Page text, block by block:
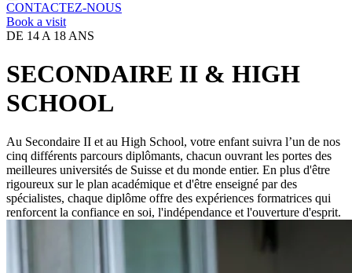
CONTACTEZ-NOUS
Book a visit
DE 14 A 18 ANS
SECONDAIRE II & HIGH
SCHOOL
Au Secondaire II et au High School, votre enfant suivra l’un de nos
cinq différents parcours diplômants, chacun ouvrant les portes des
meilleures universités de Suisse et du monde entier. En plus d'être
rigoureux sur le plan académique et d'être enseigné par des
spécialistes, chaque diplôme offre des expériences formatrices qui
renforcent la confiance en soi, l'indépendance et l'ouverture d'esprit.